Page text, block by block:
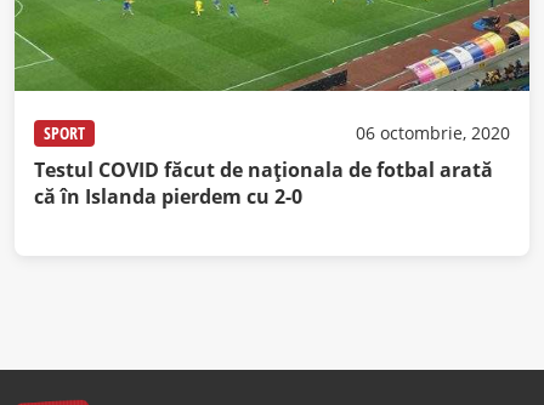
SPORT 06 octombrie, 2020
Testul COVID făcut de naționala de fotbal arată
că în Islanda pierdem cu 2-0